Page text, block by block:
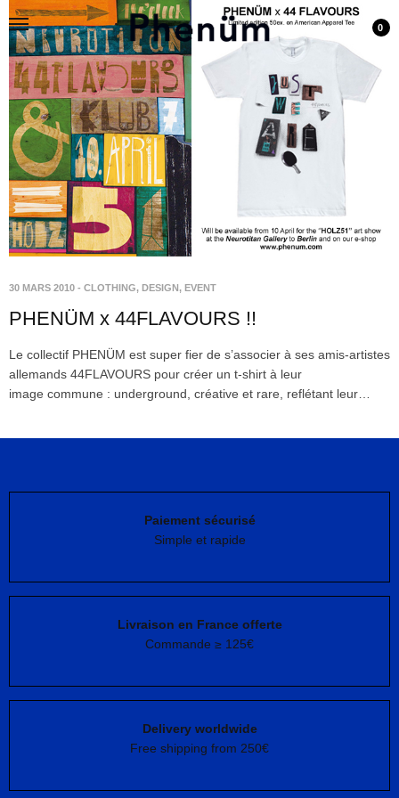
0
30 MARS 2010 - CLOTHING, DESIGN, EVENT
PHENÜM x 44FLAVOURS !!
Le collectif PHENÜM est super fier de s’associer à ses amis-artistes
allemands 44FLAVOURS pour créer un t-shirt à leur
image commune : underground, créative et rare, reflétant leur…
Paiement sécurisé
Simple et rapide
Livraison en France offerte
Commande ≥ 125€
Delivery worldwide
Free shipping from 250€